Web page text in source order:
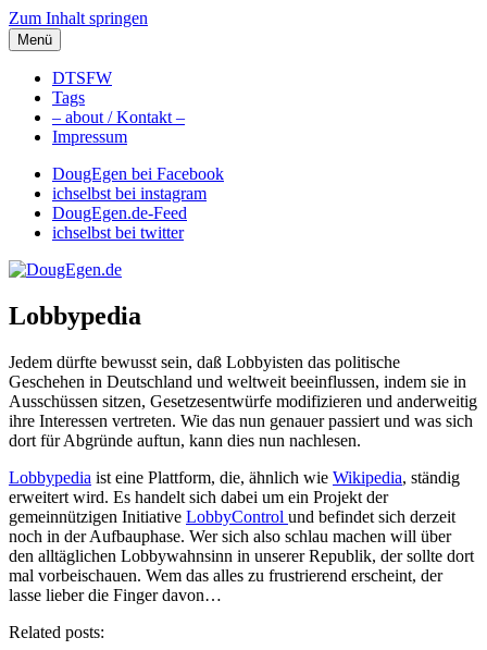
Zum Inhalt springen
DougEgen.de
Musik, Gedanken und Informationen / Ich bin Doug Egen!
Menü
DTSFW
Tags
– about / Kontakt –
Impressum
DougEgen bei Facebook
ichselbst bei instagram
DougEgen.de-Feed
ichselbst bei twitter
Lobbypedia
Jedem dürfte bewusst sein, daß Lobbyisten das politische
Geschehen in Deutschland und weltweit beeinflussen, indem sie in
Ausschüssen sitzen, Gesetzesentwürfe modifizieren und anderweitig
ihre Interessen vertreten. Wie das nun genauer passiert und was sich
dort für Abgründe auftun, kann dies nun nachlesen.
Lobbypedia ist eine Plattform, die, ähnlich wie Wikipedia, ständig
erweitert wird. Es handelt sich dabei um ein Projekt der
gemeinnützigen Initiative LobbyControl und befindet sich derzeit
noch in der Aufbauphase. Wer sich also schlau machen will über
den alltäglichen Lobbywahnsinn in unserer Republik, der sollte dort
mal vorbeischauen. Wem das alles zu frustrierend erscheint, der
lasse lieber die Finger davon…
Related posts: